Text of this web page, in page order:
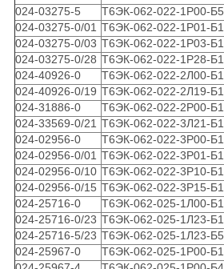
024-03275-5
Т6ЭК-062-022-1Р00-Б5
024-03275-0/01 Т6ЭК-062-022-1Р01-Б1
024-03275-0/03 Т6ЭК-062-022-1Р03-Б1
024-03275-0/28 Т6ЭК-062-022-1Р28-Б1
024-40926-0
Т6ЭК-062-022-2Л00-Б1
024-40926-0/19 Т6ЭК-062-022-2Л19-Б1
024-31886-0
Т6ЭК-062-022-2Р00-Б1
024-33569-0/21 Т6ЭК-062-022-3Л21-Б1
024-02956-0
Т6ЭК-062-022-3Р00-Б1
024-02956-0/01 Т6ЭК-062-022-3Р01-Б1
024-02956-0/10 Т6ЭК-062-022-3Р10-Б1
024-02956-0/15 Т6ЭК-062-022-3Р15-Б1
024-25716-0
Т6ЭК-062-025-1Л00-Б1
024-25716-0/23 Т6ЭК-062-025-1Л23-Б1
024-25716-5/23 Т6ЭК-062-025-1Л23-Б5
024-25967-0
Т6ЭК-062-025-1Р00-Б1